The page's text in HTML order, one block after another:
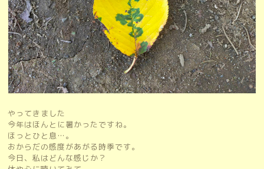
やってきました
今年はほんとに暑かったですね。
ほっとひと息…。
おからだの感度があがる時季です。
今日、私はどんな感じか？